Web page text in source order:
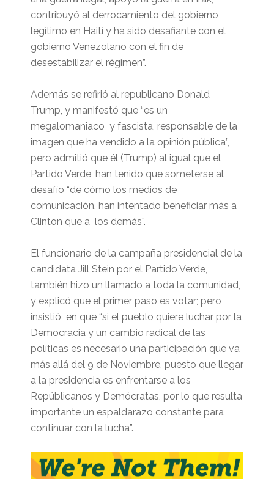
contribuyó al derrocamiento del gobierno
legítimo en Haití y ha sido desafiante con el
gobierno Venezolano con el fin de
desestabilizar el régimen”.
Además se refirió al republicano Donald
Trump, y manifestó que “es un
megalomaniaco y fascista, responsable de la
imagen que ha vendido a la opinión pública”,
pero admitió que él (Trump) al igual que el
Partido Verde, han tenido que someterse al
desafío “de cómo los medios de
comunicación, han intentado beneficiar más a
Clinton que a los demás”.
El funcionario de la campaña presidencial de la
candidata Jill Stein por el Partido Verde,
también hizo un llamado a toda la comunidad,
y explicó que el primer paso es votar; pero
insistió en que “si el pueblo quiere luchar por la
Democracia y un cambio radical de las
políticas es necesario una participación que va
más allá del 9 de Noviembre, puesto que llegar
a la presidencia es enfrentarse a los
Repúblicanos y Demócratas, por lo que resulta
importante un espaldarazo constante para
continuar con la lucha”.